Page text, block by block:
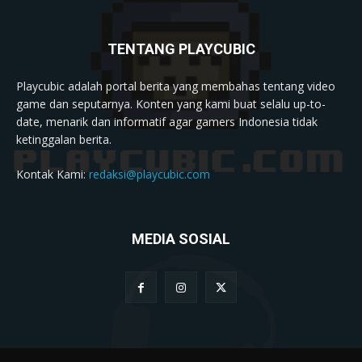
TENTANG PLAYCUBIC
Playcubic adalah portal berita yang membahas tentang video
game dan seputarnya. Konten yang kami buat selalu up-to-
date, menarik dan informatif agar gamers Indonesia tidak
ketinggalan berita.
Kontak Kami:redaksi@playcubic.com
MEDIA SOSIAL